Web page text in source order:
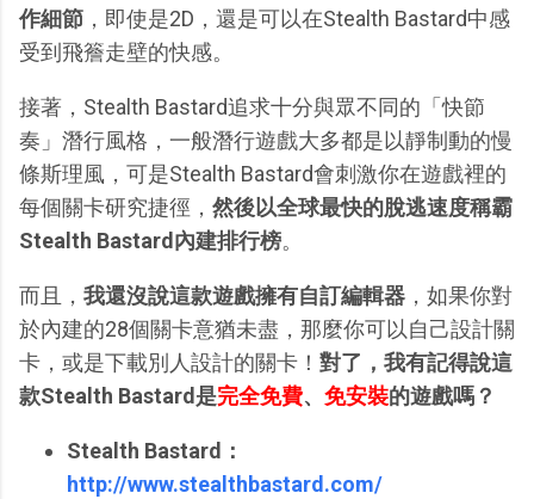
作細節 ，即使是2D，還是可以在Stealth Bastard中感
受到飛簷走壁的快感。
接著，Stealth Bastard追求十分與眾不同的「快節
奏」潛行風格，一般潛行遊戲大多都是以靜制動的慢
條斯理風，可是Stealth Bastard會刺激你在遊戲裡的
每個關卡研究捷徑， 然後以全球最快的脫逃速度稱霸
Stealth Bastard內建排行榜。
而且， 我還沒說這款遊戲擁有自訂編輯器 ，如果你對
於內建的28個關卡意猶未盡，那麼你可以自己設計關
卡，或是下載別人設計的關卡！ 對了，我有記得說這
款Stealth Bastard是完全免費、 免安裝的遊戲嗎？
Stealth Bastard：
http://www.stealthbastard.com/